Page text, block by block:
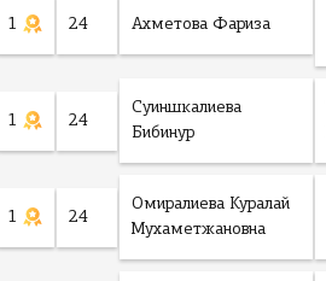
1 24 Ахметова Фариза
1 24
Суиншкалиева
Бибинур
1 24
Омиралиева Куралай
Мухаметжановна